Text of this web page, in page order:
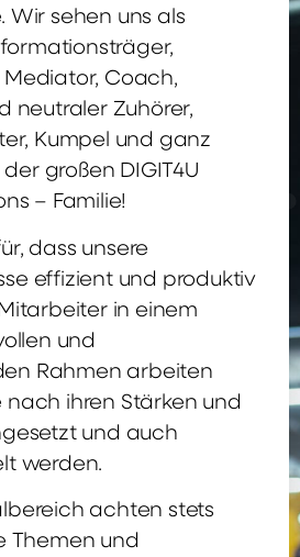
Wir sehen uns als
Coach,
neutraler Zuhörer,
Kumpel und ganz
großen DIGIT4U
– Familie!
dass unsere
effizient und produktiv
in einem
und
Rahmen arbeiten
nach ihren Stärken und
und auch
werden.
achten stets
Themen und